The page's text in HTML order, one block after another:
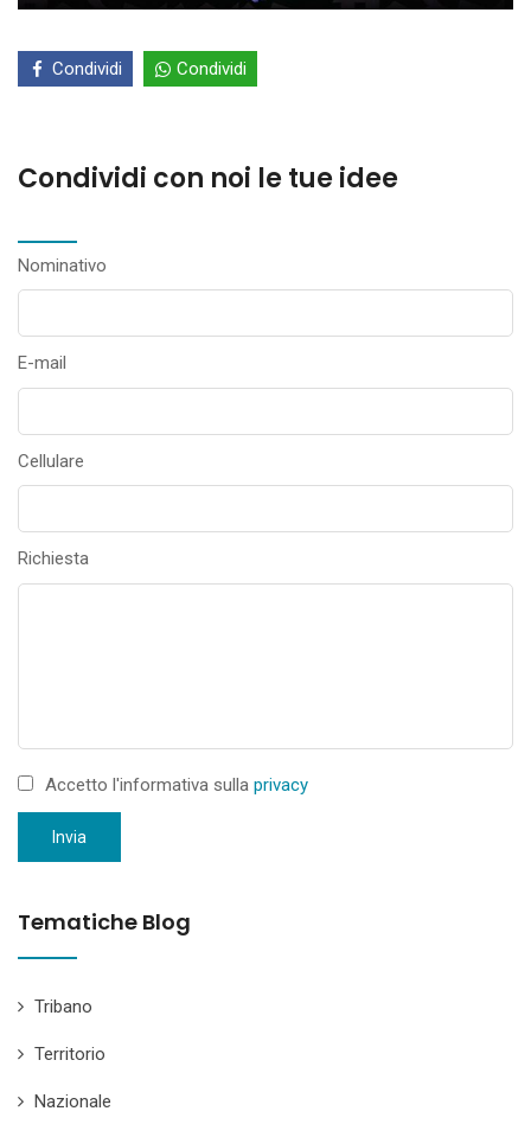
Condividi Condividi
Condividi con noi le tue idee
Nominativo
E-mail
Cellulare
Richiesta
Accetto l'informativa sulla privacy
Invia
Tematiche Blog
Tribano
Territorio
Nazionale